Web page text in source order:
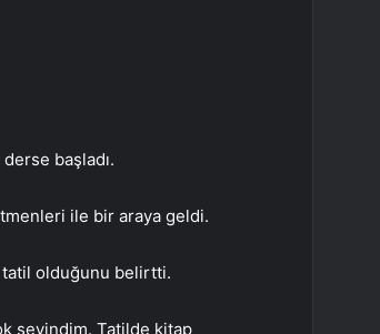
başladı.
ile bir araya geldi.
tatil olduğunu belirtti.
sevindim. Tatilde kitap